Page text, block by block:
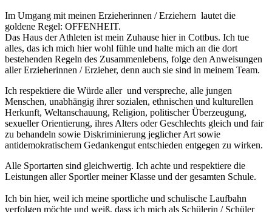
Im Umgang mit meinen Erzieherinnen / Erziehern lautet die
goldene Regel: OFFENHEIT.
Das Haus der Athleten ist mein Zuhause hier in Cottbus. Ich tue
alles, das ich mich hier wohl fühle und halte mich an die dort
bestehenden Regeln des Zusammenlebens, folge den Anweisungen
aller Erzieherinnen / Erzieher, denn auch sie sind in meinem Team.
Ich respektiere die Würde aller und verspreche, alle jungen
Menschen, unabhängig ihrer sozialen, ethnischen und kulturellen
Herkunft, Weltanschauung, Religion, politischer Überzeugung,
sexueller Orientierung, ihres Alters oder Geschlechts gleich und fair
zu behandeln sowie Diskriminierung jeglicher Art sowie
antidemokratischem Gedankengut entschieden entgegen zu wirken.
Alle Sportarten sind gleichwertig. Ich achte und respektiere die
Leistungen aller Sportler meiner Klasse und der gesamten Schule.
Ich bin hier, weil ich meine sportliche und schulische Laufbahn
verfolgen möchte und weiß, dass ich mich als Schülerin / Schüler